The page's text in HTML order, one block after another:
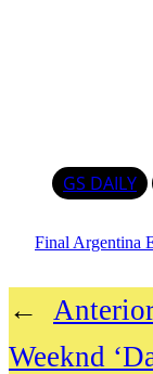
GS DAILY
Final Argentina
←
Weeknd